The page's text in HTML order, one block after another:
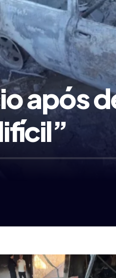
após